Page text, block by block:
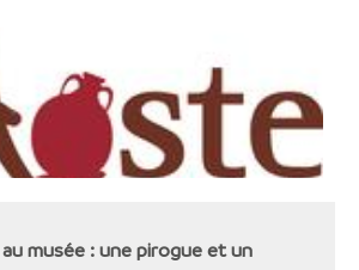
au musée : une pirogue et un